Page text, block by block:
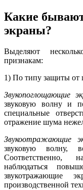
Какие
экраны?
Выделяют
признакам:
1) По типу защиты от
Звукопоглощающие
звуковую волну и
специальные
отражение шума
Звукоотражающие
звуковую волну,
Соответственно,
наблюдаться
звукотражающие
производственной